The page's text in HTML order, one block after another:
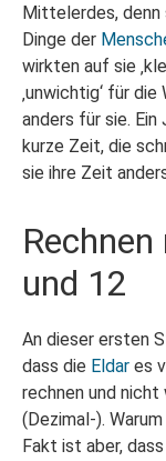
Mittelerdes, denn
Dinge der
wirkten auf sie
‚unwichtig‘ für
anders für sie. Ein
kurze Zeit, die
sie ihre Zeit
und 12
An dieser ersten
dass die Eldar es
rechnen und
(Dezimal-).
Fakt ist aber,